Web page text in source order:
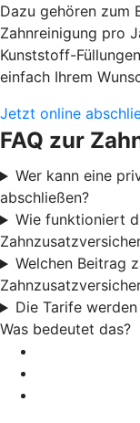
Dazu gehören zum
Zahnreinigung pro
Kunststoff-
einfach Ihrem
Jetzt online
FAQ zur
Wer kann eine
abschließen?
Wie funktioniert
Welchen Beitrag
Die Tarife
Was bedeutet das?